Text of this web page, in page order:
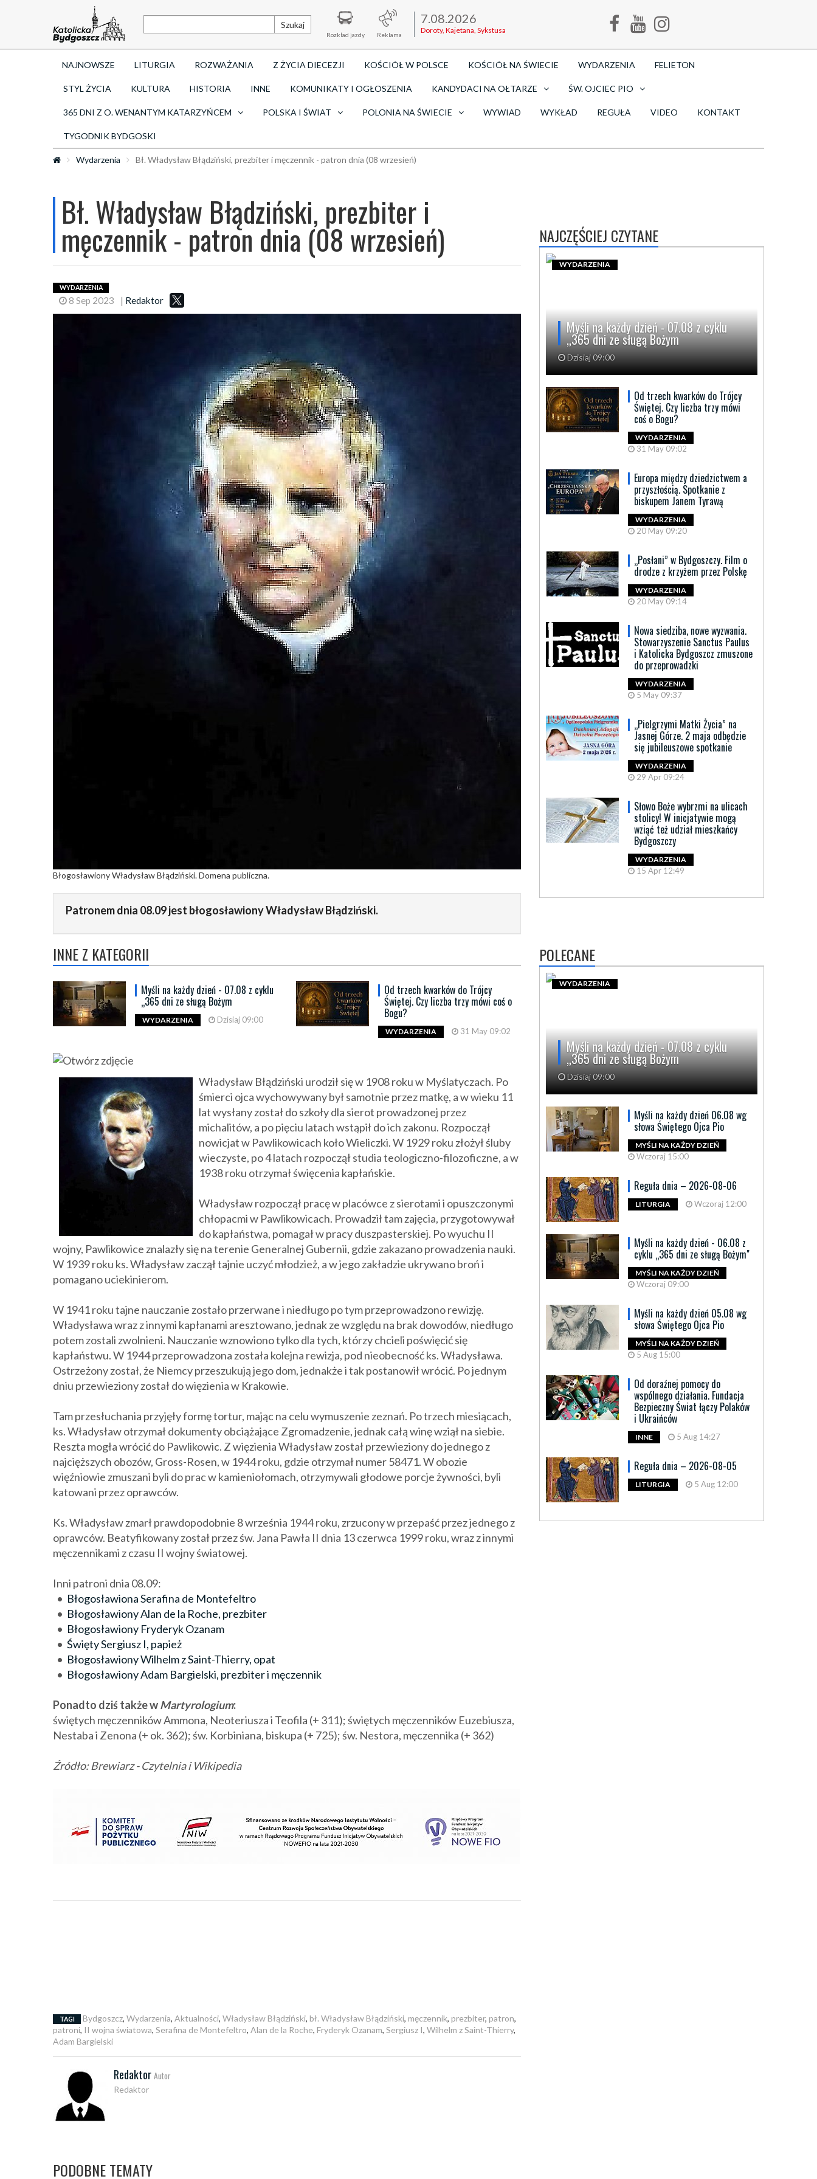
Szukaj
Rozkład jazdy Reklama
7.08.2026
Doroty, Kajetana, Sykstusa
NAJNOWSZE LITURGIA ROZWAŻANIA Z ŻYCIA DIECEZJI KOŚCIÓŁ W POLSCE KOŚCIÓŁ NA ŚWIECIE WYDARZENIA FELIETON
STYL ŻYCIA KULTURA HISTORIA INNE KOMUNIKATY I OGŁOSZENIA KANDYDACI NA OŁTARZE ŚW. OJCIEC PIO
365 DNI Z O. WENANTYM KATARZYŃCEM POLSKA I ŚWIAT POLONIA NA ŚWIECIE WYWIAD WYKŁAD REGUŁA VIDEO KONTAKT
TYGODNIK BYDGOSKI
Wydarzenia Bł. Władysław Błądziński, prezbiter i męczennik - patron dnia (08 wrzesień)
Bł. Władysław Błądziński, prezbiter i
męczennik - patron dnia (08 wrzesień)
WYDARZENIA
8 Sep 2023 | Redaktor
Błogosławiony Władysław Błądziński. Domena publiczna.
Patronem dnia 08.09 jest błogosławiony Władysław Błądziński.
INNE Z KATEGORII
Myśli na każdy dzień - 07.08 z cyklu
„365 dni ze sługą Bożym
WYDARZENIA Dzisiaj 09:00
Od trzech kwarków do Trójcy
Świętej. Czy liczba trzy mówi coś o
Bogu?
WYDARZENIA 31 May 09:02
Władysław Błądziński urodził się w 1908 roku w Myślatyczach. Po
śmierci ojca wychowywany był samotnie przez matkę, a w wieku 11
lat wysłany został do szkoły dla sierot prowadzonej przez
michalitów, a po pięciu latach wstąpił do ich zakonu. Rozpoczął
nowicjat w Pawlikowicach koło Wieliczki. W 1929 roku złożył śluby
wieczyste, po 4 latach rozpoczął studia teologiczno-filozoficzne, a w
1938 roku otrzymał święcenia kapłańskie.
Władysław rozpoczął pracę w placówce z sierotami i opuszczonymi
chłopacmi w Pawlikowicach. Prowadził tam zajęcia, przygotowywał
do kapłaństwa, pomagał w pracy duszpasterskiej. Po wyuchu II
wojny, Pawlikowice znalazły się na terenie Generalnej Gubernii, gdzie zakazano prowadzenia nauki.
W 1939 roku ks. Władysław zaczął tajnie uczyć młodzież, a w jego zakładzie ukrywano broń i
pomagano uciekinierom.
W 1941 roku tajne nauczanie zostało przerwane i niedługo po tym przeprowadzono rewizję.
Władysława wraz z innymi kapłanami aresztowano, jednak ze względu na brak dowodów, niedługo
potem zostali zwolnieni. Nauczanie wznowiono tylko dla tych, którzy chcieli poświęcić się
kapłaństwu. W 1944 przeprowadzona została kolejna rewizja, pod nieobecność ks. Władysława.
Ostrzeżony został, że Niemcy przeszukują jego dom, jednakże i tak postanowił wrócić. Po jednym
dniu przewieziony został do więzienia w Krakowie.
Tam przesłuchania przyjęły formę tortur, mając na celu wymuszenie zeznań. Po trzech miesiącach,
ks. Władysław otrzymał dokumenty obciążające Zgromadzenie, jednak całą winę wziął na siebie.
Reszta mogła wrócić do Pawlikowic. Z więzienia Władysław został przewieziony do jednego z
najcięższych obozów, Gross-Rosen, w 1944 roku, gdzie otrzymał numer 58471. W obozie
więźniowie zmuszani byli do prac w kamieniołomach, otrzymywali głodowe porcje żywności, byli
katowani przez oprawców.
Ks. Władysław zmarł prawdopodobnie 8 września 1944 roku, zrzucony w przepaść przez jednego z
oprawców. Beatyfikowany został przez św. Jana Pawła II dnia 13 czerwca 1999 roku, wraz z innymi
męczennikami z czasu II wojny światowej.
Inni patroni dnia 08.09:
• Błogosławiona Serafina de Montefeltro
• Błogosławiony Alan de la Roche, prezbiter
• Błogosławiony Fryderyk Ozanam
• Święty Sergiusz I, papież
• Błogosławiony Wilhelm z Saint-Thierry, opat
• Błogosławiony Adam Bargielski, prezbiter i męczennik
Ponadto dziś także wMartyrologium:
świętych męczenników Ammona, Neoteriusza i Teofila (+ 311); świętych męczenników Euzebiusza,
Nestaba i Zenona (+ ok. 362); św. Korbiniana, biskupa (+ 725); św. Nestora, męczennika (+ 362)
Źródło: Brewiarz - Czytelnia i Wikipedia
TAGI Bydgoszcz, Wydarzenia, Aktualności, Władysław Błądziński, bł. Władysław Błądziński, męczennik, prezbiter, patron,
patroni, II wojna światowa, Serafina de Montefeltro, Alan de la Roche, Fryderyk Ozanam, Sergiusz I, Wilhelm z Saint-Thierry,
Adam Bargielski
Redaktor Autor
Redaktor
PODOBNE TEMATY
NAJCZĘŚCIEJ CZYTANE
Myśli na każdy dzień - 07.08 z cyklu
„365 dni ze sługą Bożym
Dzisiaj 09:00
WYDARZENIA
Od trzech kwarków do Trójcy
Świętej. Czy liczba trzy mówi
coś o Bogu?
WYDARZENIA
31 May 09:02
Europa między dziedzictwem a
przyszłością. Spotkanie z
biskupem Janem Tyrawą
WYDARZENIA
20 May 09:20
„Posłani” w Bydgoszczy. Film o
drodze z krzyżem przez Polskę
WYDARZENIA
20 May 09:14
Nowa siedziba, nowe wyzwania.
Stowarzyszenie Sanctus Paulus
i Katolicka Bydgoszcz zmuszone
do przeprowadzki
WYDARZENIA
5 May 09:37
„Pielgrzymi Matki Życia” na
Jasnej Górze. 2 maja odbędzie
się jubileuszowe spotkanie
WYDARZENIA
29 Apr 09:24
Słowo Boże wybrzmi na ulicach
stolicy! W inicjatywie mogą
wziąć też udział mieszkańcy
Bydgoszczy
WYDARZENIA
15 Apr 12:49
POLECANE
Myśli na każdy dzień - 07.08 z cyklu
„365 dni ze sługą Bożym
Dzisiaj 09:00
WYDARZENIA
Myśli na każdy dzień 06.08 wg
słowa Świętego Ojca Pio
MYŚLI NA KAŻDY DZIEŃ
Wczoraj 15:00
Reguła dnia – 2026-08-06
LITURGIA Wczoraj 12:00
Myśli na każdy dzień - 06.08 z
cyklu „365 dni ze sługą Bożym"
MYŚLI NA KAŻDY DZIEŃ
Wczoraj 09:00
Myśli na każdy dzień 05.08 wg
słowa Świętego Ojca Pio
MYŚLI NA KAŻDY DZIEŃ
5 Aug 15:00
Od doraźnej pomocy do
wspólnego działania. Fundacja
Bezpieczny Świat łączy Polaków
i Ukraińców
INNE 5 Aug 14:27
Reguła dnia – 2026-08-05
LITURGIA 5 Aug 12:00